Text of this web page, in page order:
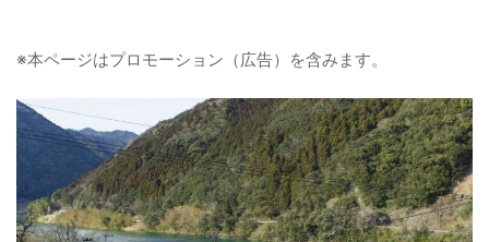
※本ページはプロモーション（広告）を含みます。